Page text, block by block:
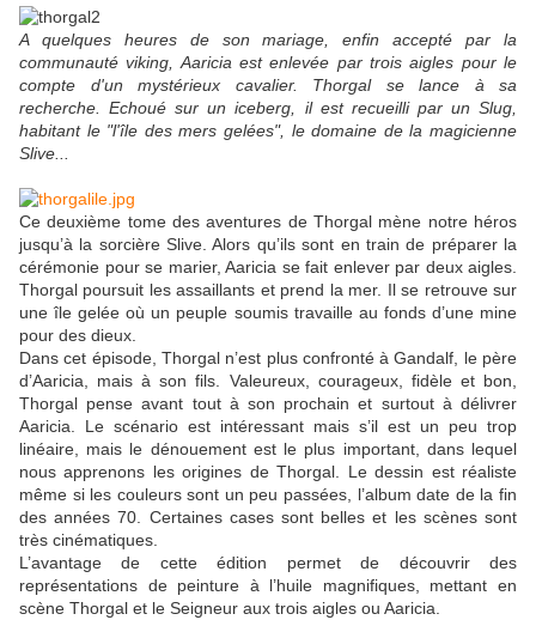
A quelques heures de son mariage, enfin accepté par la
communauté viking, Aaricia est enlevée par trois aigles pour le
compte d'un mystérieux cavalier. Thorgal se lance à sa
recherche. Echoué sur un iceberg, il est recueilli par un Slug,
habitant le "l'île des mers gelées", le domaine de la magicienne
Slive...
Ce deuxième tome des aventures de Thorgal mène notre héros
jusqu’à la sorcière Slive. Alors qu’ils sont en train de préparer la
cérémonie pour se marier, Aaricia se fait enlever par deux aigles.
Thorgal poursuit les assaillants et prend la mer. Il se retrouve sur
une île gelée où un peuple soumis travaille au fonds d’une mine
pour des dieux.
Dans cet épisode, Thorgal n’est plus confronté à Gandalf, le père
d’Aaricia, mais à son fils. Valeureux, courageux, fidèle et bon,
Thorgal pense avant tout à son prochain et surtout à délivrer
Aaricia. Le scénario est intéressant mais s’il est un peu trop
linéaire, mais le dénouement est le plus important, dans lequel
nous apprenons les origines de Thorgal. Le dessin est réaliste
même si les couleurs sont un peu passées, l’album date de la fin
des années 70. Certaines cases sont belles et les scènes sont
très cinématiques.
L’avantage de cette édition permet de découvrir des
représentations de peinture à l’huile magnifiques, mettant en
scène Thorgal et le Seigneur aux trois aigles ou Aaricia.